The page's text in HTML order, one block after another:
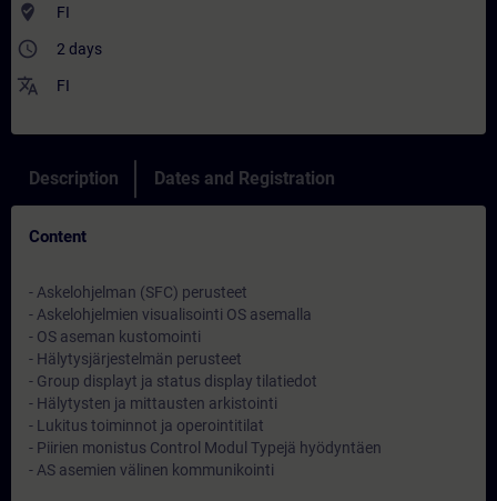
where_to_vote FI
access_time 2 days
translate FI
Description Dates and Registration
Content
- Askelohjelman (SFC) perusteet
- Askelohjelmien visualisointi OS asemalla
- OS aseman kustomointi
- Hälytysjärjestelmän perusteet
- Group displayt ja status display tilatiedot
- Hälytysten ja mittausten arkistointi
- Lukitus toiminnot ja operointitilat
- Piirien monistus Control Modul Typejä hyödyntäen
- AS asemien välinen kommunikointi